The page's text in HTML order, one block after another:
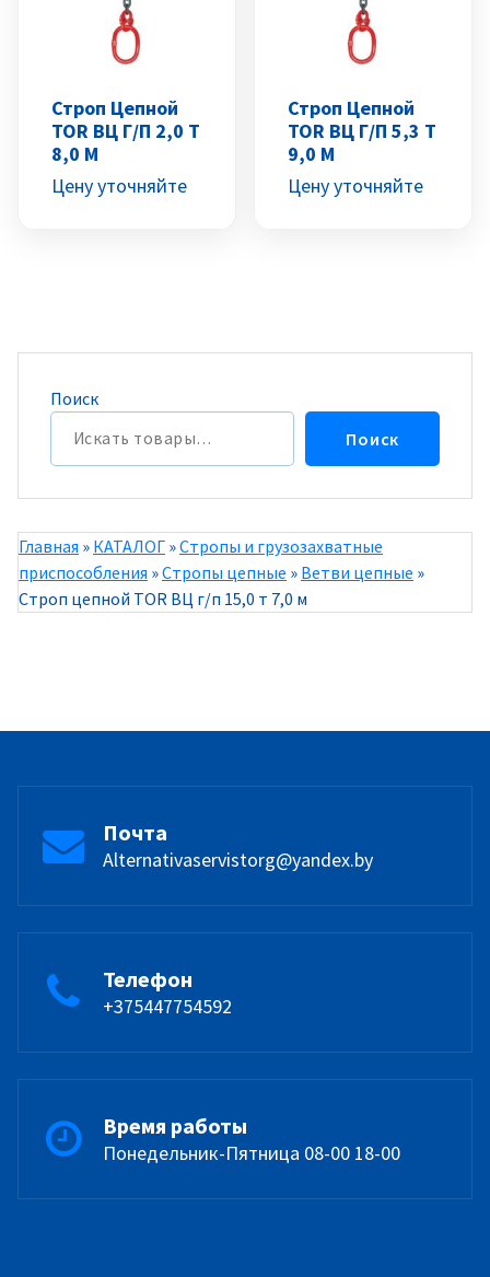
Строп Цепной
TOR ВЦ Г/п 2,0 Т
8,0 М
Цену уточняйте
Строп Цепной
TOR ВЦ Г/п 5,3 Т
9,0 М
Цену уточняйте
Поиск
Поиск
Главная » КАТАЛОГ »Стропы и грузозахватные
приспособления »Стропы цепные » Ветви цепные »
Строп цепной TOR ВЦ г/п 15,0 т 7,0 м
Почта
Alternativaservistorg@yandex.by
Телефон
+375447754592
Время работы
Понедельник-Пятница 08-00 18-00